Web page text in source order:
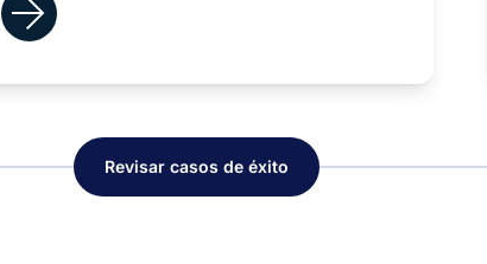
Revisar casos de éxito